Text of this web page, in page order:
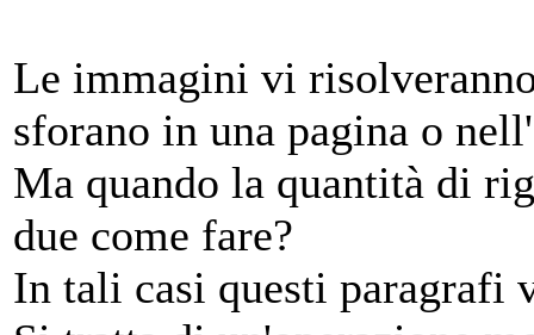
Le immagini vi
sforano in una pagina o
Ma quando la quantità di
due come fare?
In tali casi questi paragrafi